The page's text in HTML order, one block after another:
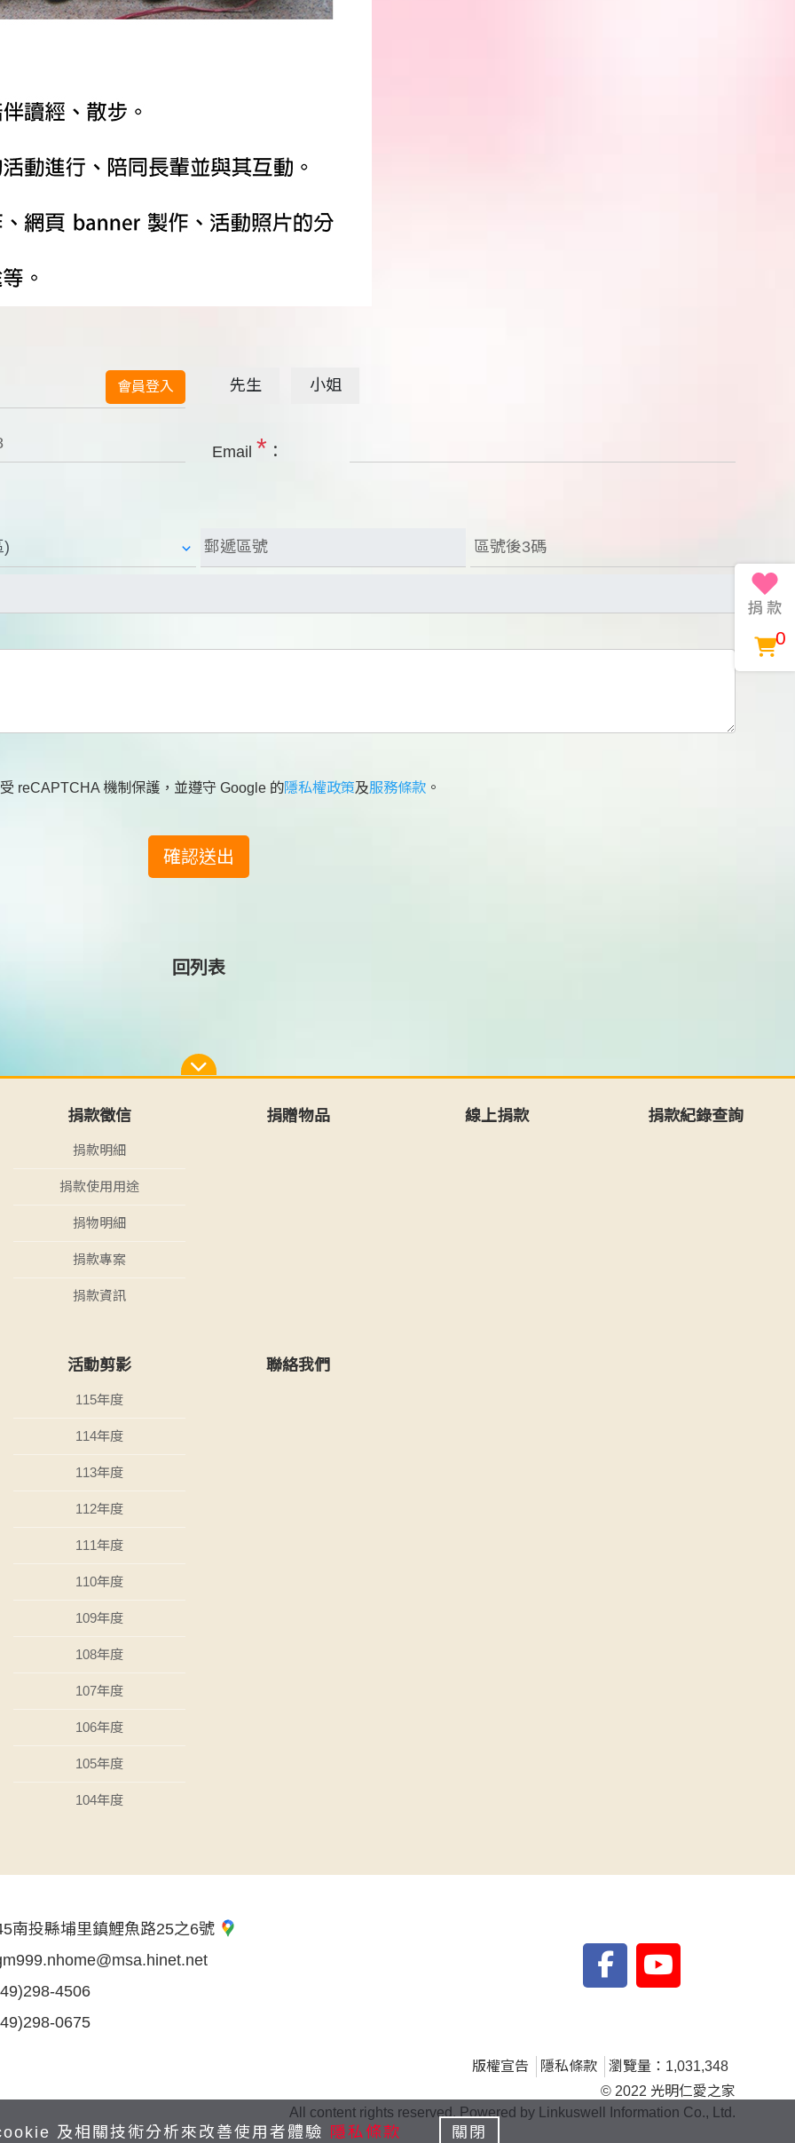
會員登入 先生 小姐
Email * ：
reCAPTCHA 機制保護，並遵守 Google 的隱私權政策及服務條款 。
確認送出
回列表
捐款徵信
捐款明細
捐款使用用途
捐物明細
捐款專案
捐款資訊
捐贈物品 線上捐款 捐款紀錄查詢
活動剪影
115年度
114年度
113年度
112年度
111年度
110年度
109年度
108年度
107年度
106年度
105年度
104年度
聯絡我們
南投縣埔里鎮鯉魚路25之6號
4506
0675
版權宣告 隱私條款
瀏覽量：1,031,348
© 2022 光明仁愛之家
All content rights reserved. Powered by Linkuswell Information Co., Ltd.
0
及相關技術分析來改善使用者體驗 隱私條款 關閉